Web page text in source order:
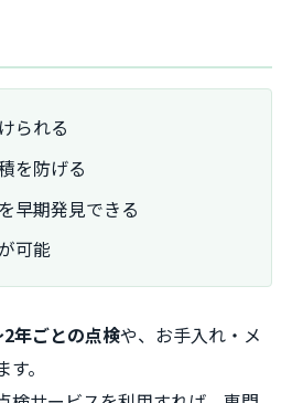
られる
を防げる
早期発見できる
可能
2年ごとの点検や、お手入れ・メ
。